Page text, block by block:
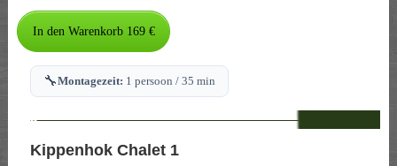
🔧Montagezeit: 1 persoon / 35 min
--
Kippenhok Chalet 1